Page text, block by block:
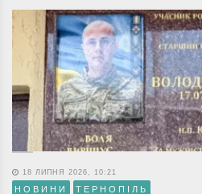
18 ЛИПНЯ 2026, 10:21
НОВИНИ ТЕРНОПІЛЬ